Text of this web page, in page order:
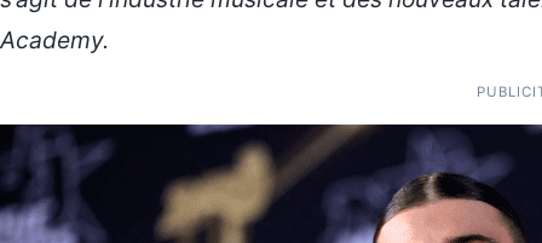
Academy.